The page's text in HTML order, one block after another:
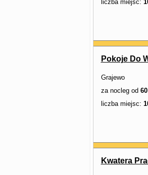
liczba miejsc:
Pokoje Do
Grajewo
za nocleg od 60
liczba miejsc:
Kwatera